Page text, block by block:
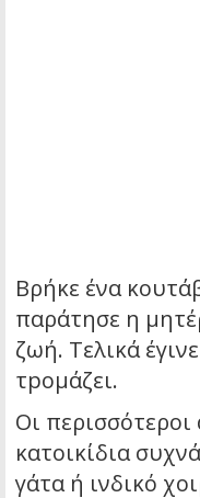
Βρήκε ένα
παράτησε η
ζωή. Τελικά
τpoμάζει.
Οι
κατοικίδια
γάτα ή ινδικό